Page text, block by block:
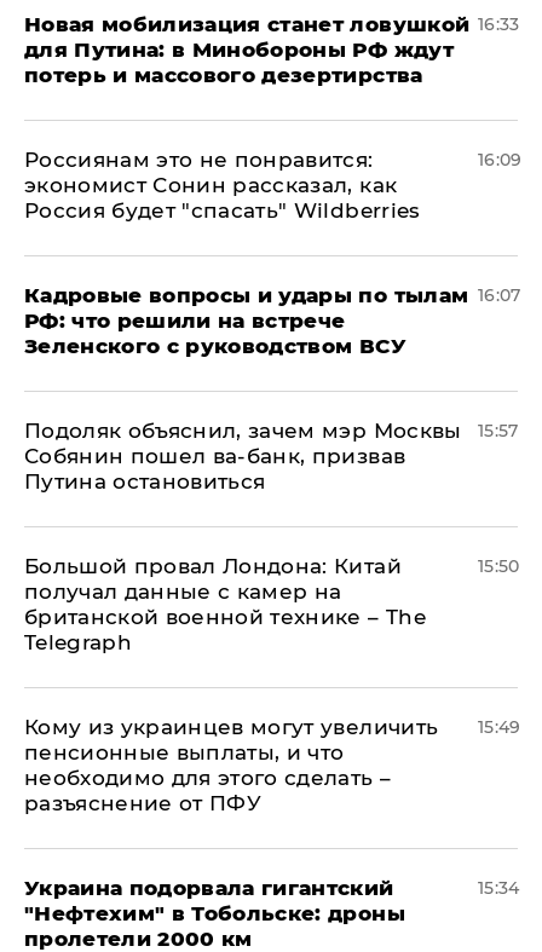
​Новая мобилизация станет ловушкой
для Путина: в Минобороны РФ ждут
потерь и массового дезертирства
16:33
Россиянам это не понравится:
экономист Сонин рассказал, как
Россия будет "спасать" Wildberries
16:09
Кадровые вопросы и удары по тылам
РФ: что решили на встрече
Зеленского с руководством ВСУ
16:07
Подоляк объяснил, зачем мэр Москвы
Собянин пошел ва-банк, призвав
Путина остановиться
15:57
Большой провал Лондона: Китай
получал данные с камер на
британской военной технике – The
Telegraph
15:50
Кому из украинцев могут увеличить
пенсионные выплаты, и что
необходимо для этого сделать –
разъяснение от ПФУ
15:49
Украина подорвала гигантский
"Нефтехим" в Тобольске: дроны
пролетели 2000 км
15:34